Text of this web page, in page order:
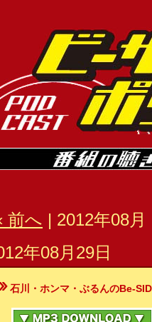
前へ | 2012年08
年08月29日
石川・ホンマ・ぶるんのBe-